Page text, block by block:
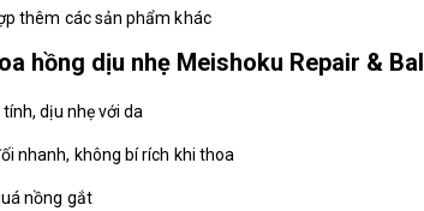
thêm các sản phẩm khác
hồng dịu nhẹ Meishoku Repair &
dịu nhẹ với da
nhanh, không bí rích khi thoa
nồng gắt